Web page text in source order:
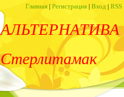
Главная | Регистрация | Вход | RSS
АЛЬТЕРНАТИВА
Стерлитамак